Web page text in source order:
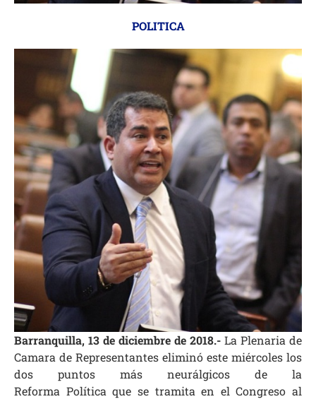
POLITICA
Barranquilla, 13 de diciembre de 2018.- La Plenaria de
Camara de Representantes eliminó este miércoles los
dos puntos más neurálgicos de la
Reforma Política que se tramita en el Congreso al